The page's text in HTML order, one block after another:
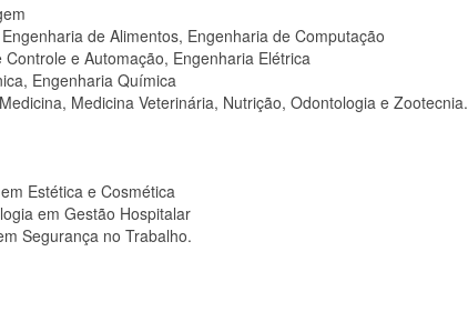
de Alimentos, Engenharia de Computação
e Automação, Engenharia Elétrica
Engenharia Química
Medicina Veterinária, Nutrição, Odontologia e Zootecnia.
Estética e Cosmética
em Gestão Hospitalar
Segurança no Trabalho.